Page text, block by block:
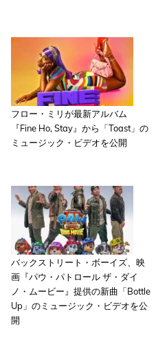
フロー・ミリが最新アルバム
『Fine Ho, Stay』から「Toast」の
ミュージック・ビデオを公開
バックストリート・ボーイズ、映
画『パウ・パトロール ザ・ダイ
ノ・ムービー』提供の新曲「Bottle
Up」のミュージック・ビデオを公
開